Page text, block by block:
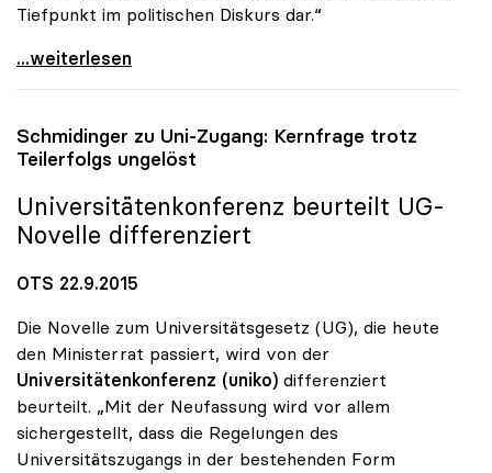
Tiefpunkt im politischen Diskurs dar.“
uniko zur FPÖ-Anfrage: „Asylthema wird
...weiterlesen
Schmidinger zu Uni-Zugang: Kernfrage trotz
Teilerfolgs ungelöst
Universitätenkonferenz beurteilt UG-
Novelle differenziert
OTS 22.9.2015
Die Novelle zum Universitätsgesetz (UG), die heute
den Ministerrat passiert, wird von der
Universitätenkonferenz (uniko) differenziert
beurteilt. „Mit der Neufassung wird vor allem
sichergestellt, dass die Regelungen des
Universitätszugangs in der bestehenden Form